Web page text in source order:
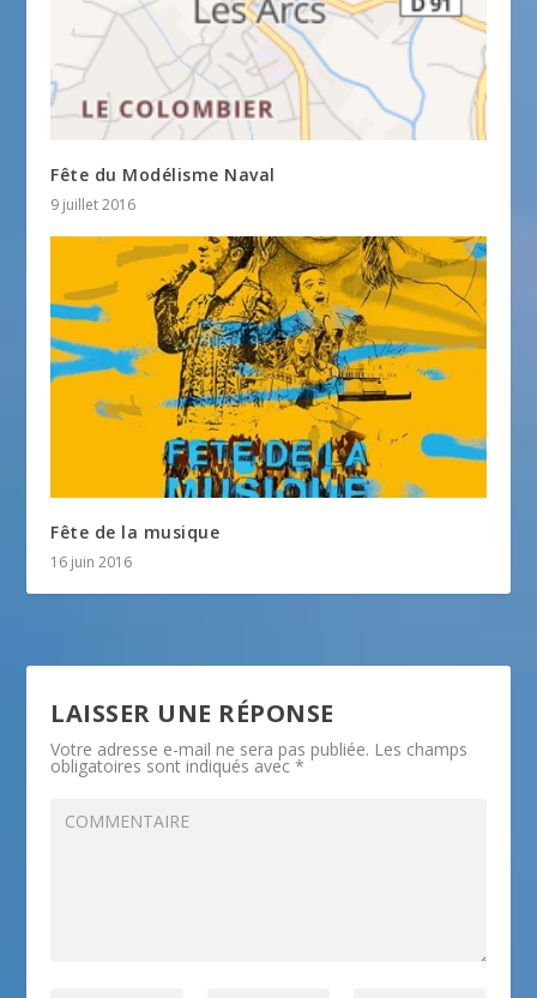
Fête du Modélisme Naval
9 juillet 2016
Fête de la musique
16 juin 2016
LAISSER UNE RÉPONSE
Votre adresse e-mail ne sera pas publiée. Les champs
obligatoires sont indiqués avec*